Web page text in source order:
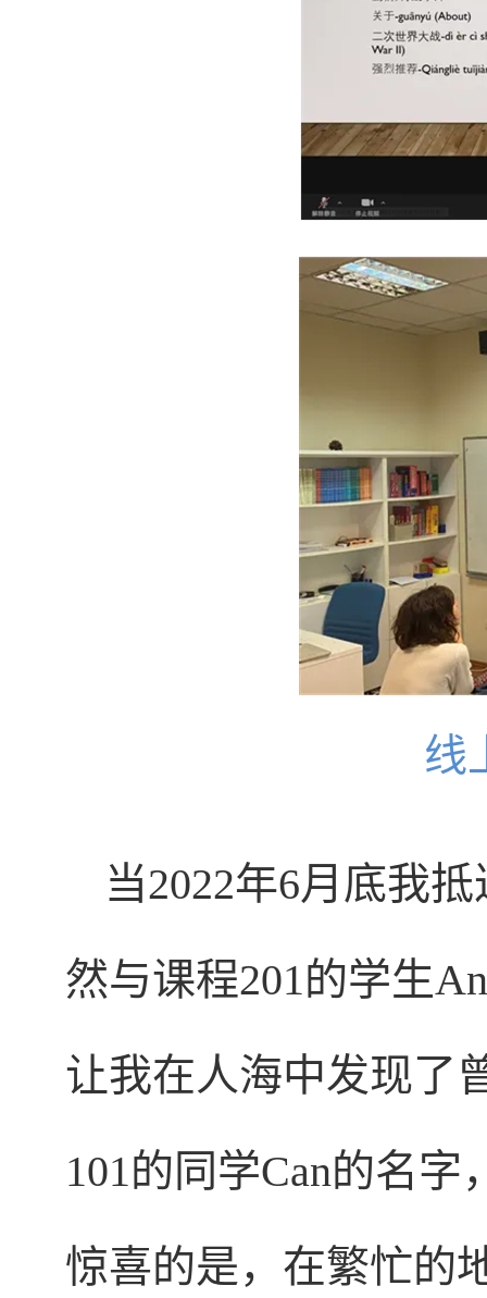
线
当2022年6月底我
然与课程201的学生
让我在人海中发现了
101的同学Can的名
惊喜的是，在繁忙的